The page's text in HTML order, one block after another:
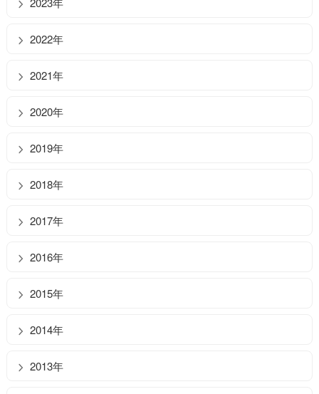
2022年
2021年
2020年
2019年
2018年
2017年
2016年
2015年
2014年
2013年